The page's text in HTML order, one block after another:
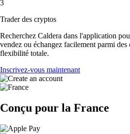
3
Trader des cryptos
Recherchez Caldera dans l'application
vendez ou échangez facilement parmi des
flexibilité totale.
Inscrivez-vous maintenant
Conçu pour la France